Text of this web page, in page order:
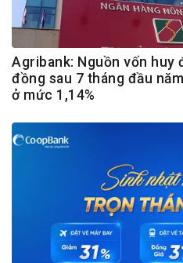
Agribank: Nguồn vốn huy
đồng sau 7 tháng đầu
ở mức 1,14%